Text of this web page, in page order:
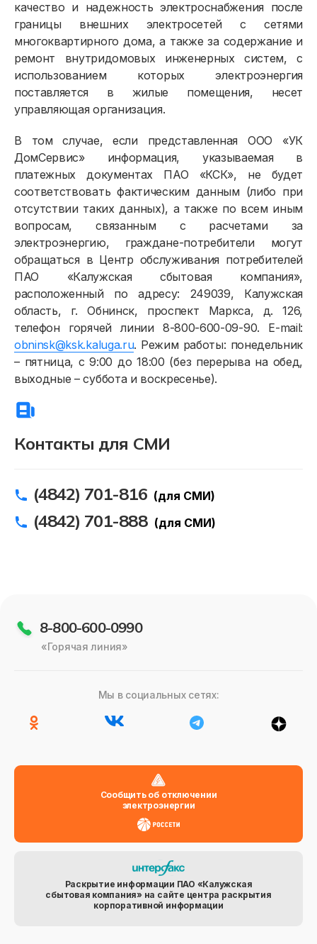
Контакты для СМИ
(4842) 701-816 (для СМИ)
(4842) 701-888 (для СМИ)
качество и надежность электроснабжения после
границы внешних электросетей с сетями
многоквартирного дома, а также за содержание и
ремонт внутридомовых инженерных систем, с
использованием которых электроэнергия
поставляется в жилые помещения, несет
управляющая организация.
В том случае, если представленная ООО «УК
ДомСервис» информация, указываемая в
платежных документах ПАО «КСК», не будет
соответствовать фактическим данным (либо при
отсутствии таких данных), а также по всем иным
вопросам, связанным с расчетами за
электроэнергию, граждане-потребители могут
обращаться в Центр обслуживания потребителей
ПАО «Калужская сбытовая компания»,
расположенный по адресу: 249039, Калужская
область, г. Обнинск, проспект Маркса, д. 126,
телефон горячей линии 8-800-600-09-90. E-mail:
obninsk@ksk.kaluga.ru. Режим работы: понедельник
– пятница, с 9:00 до 18:00 (без перерыва на обед,
выходные – суббота и воскресенье).
8-800-600-0990
«Горячая линия»
Мы в социальных сетях:
Сообщить об отключении
электроэнергии
Раскрытие информации ПАО «Калужская
сбытовая компания» на сайте центра раскрытия
корпоративной информации